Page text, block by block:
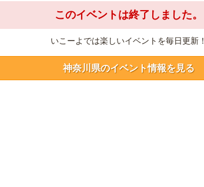
このイベントは終了しました。
いこーよでは楽しいイベントを毎日更新！
神奈川県のイベント情報を見る